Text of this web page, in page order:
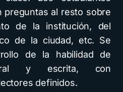
preguntas al resto sobre
de la institución, del
de la ciudad, etc. Se
de la habilidad de
y escrita, con
definidos.